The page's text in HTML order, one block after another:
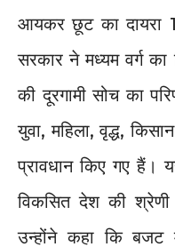
आयकर छूट का दायरा
सरकार ने मध्यम वर्ग
की दूरगामी सोच का
युवा, महिला, वृद्ध,
प्रावधान किए गए
विकसित देश की
उन्होंने कहा कि